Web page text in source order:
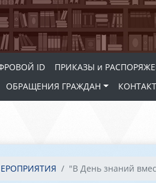
ID ПРИКАЗЫ и
ОБРАЩЕНИЯ ГРАЖДАН
"В День знаний